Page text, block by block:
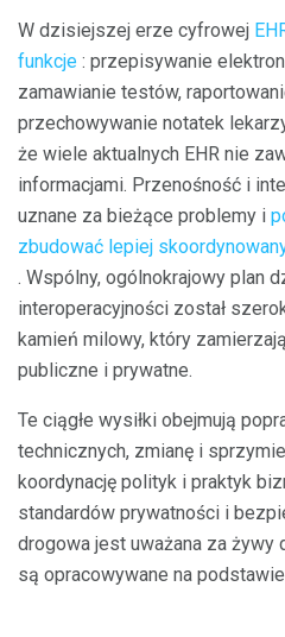
W dzisiejszej erze cyfrowej
funkcje : przepisywanie
zamawianie testów,
przechowywanie notatek
że wiele aktualnych EHR nie
informacjami. Przenośność i
uznane za bieżące problemy i
zbudować lepiej
. Wspólny, ogólnokrajowy plan
interoperacyjności został
kamień milowy, który
publiczne i prywatne.
Te ciągłe wysiłki obejmują
technicznych, zmianę i
koordynację polityk i praktyk
standardów prywatności i
drogowa jest uważana za żywy
są opracowywane na